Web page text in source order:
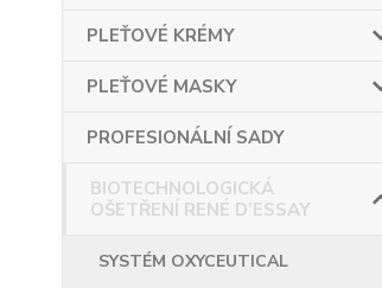
PLEŤOVÉ KRÉMY
PLEŤOVÉ MASKY
PROFESIONÁLNÍ SADY
BIOTECHNOLOGICKÁ
OŠETŘENÍ RENÉ D’ESSAY
SYSTÉM OXYCEUTICAL